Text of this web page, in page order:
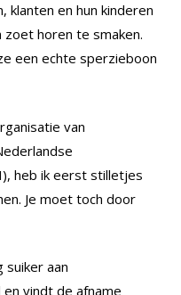
en hun kinderen
horen te smaken.
een echte sperzieboon
van
heb ik eerst stilletjes
Je moet toch door
suiker aan
vindt de afname